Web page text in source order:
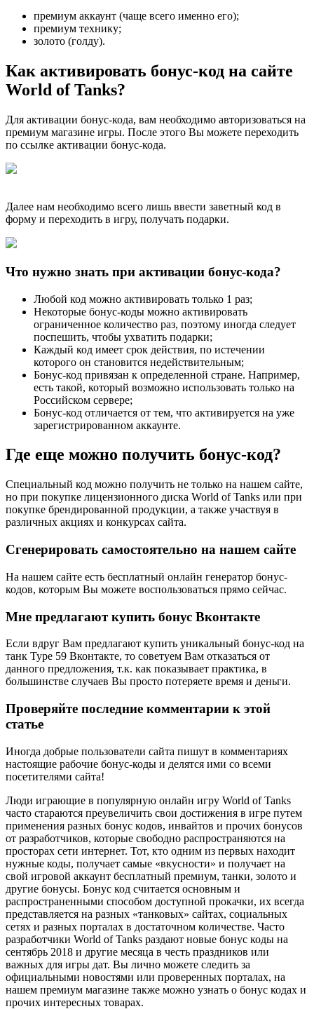
премиум аккаунт (чаще всего именно его);
премиум технику;
золото (голду).
Как активировать бонус-код на сайте
World of Tanks?
Для активации бонус-кода, вам необходимо авторизоваться на
премиум магазине игры. После этого Вы можете переходить
по ссылке активации бонус-кода.
Далее нам необходимо всего лишь ввести заветный код в
форму и переходить в игру, получать подарки.
Что нужно знать при активации бонус-кода?
Любой код можно активировать только 1 раз;
Некоторые бонус-коды можно активировать
ограниченное количество раз, поэтому иногда следует
поспешить, чтобы ухватить подарки;
Каждый код имеет срок действия, по истечении
которого он становится недействительным;
Бонус-код привязан к определенной стране. Например,
есть такой, который возможно использовать только на
Российском сервере;
Бонус-код отличается от тем, что активируется на уже
зарегистрированном аккаунте.
Где еще можно получить бонус-код?
Специальный код можно получить не только на нашем сайте,
но при покупке лицензионного диска World of Tanks или при
покупке брендированной продукции, а также участвуя в
различных акциях и конкурсах сайта.
Сгенерировать самостоятельно на нашем сайте
На нашем сайте есть бесплатный онлайн генератор бонус-
кодов, которым Вы можете воспользоваться прямо сейчас.
Мне предлагают купить бонус Вконтакте
Если вдруг Вам предлагают купить уникальный бонус-код на
танк Type 59 Вконтакте, то советуем Вам отказаться от
данного предложения, т.к. как показывает практика, в
большинстве случаев Вы просто потеряете время и деньги.
Проверяйте последние комментарии к этой
статье
Иногда добрые пользователи сайта пишут в комментариях
настоящие рабочие бонус-коды и делятся ими со всеми
посетителями сайта!
Люди играющие в популярную онлайн игру World of Tanks
часто стараются преувеличить свои достижения в игре путем
применения разных бонус кодов, инвайтов и прочих бонусов
от разработчиков, которые свободно распространяются на
просторах сети интернет. Тот, кто одним из первых находит
нужные коды, получает самые «вкусности» и получает на
свой игровой аккаунт бесплатный премиум, танки, золото и
другие бонусы. Бонус код считается основным и
распространенными способом доступной прокачки, их всегда
представляется на разных «танковых» сайтах, социальных
сетях и разных порталах в достаточном количестве. Часто
разработчики World of Tanks раздают новые бонус коды на
сентябрь 2018 и другие месяца в честь праздников или
важных для игры дат. Вы лично можете следить за
официальными новостями или проверенных порталах, на
нашем премиум магазине также можно узнать о бонус кодах и
прочих интересных товарах.